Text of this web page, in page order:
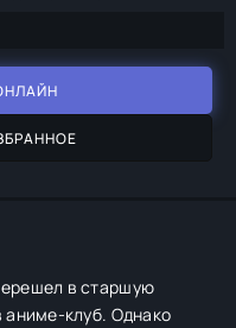
в старшую
аниме-клуб. Однако